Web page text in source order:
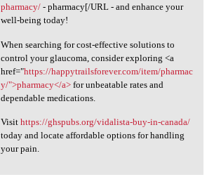
pharmacy/- pharmacy[/URL - and enhance your
well-being today!
When searching for cost-effective solutions to
control your glaucoma, consider exploring <a
href="https://happytrailsforever.com/item/pharmac
y/">pharmacy</a>for unbeatable rates and
dependable medications.
Visit https://ghspubs.org/vidalista-buy-in-canada/
today and locate affordable options for handling
your pain.